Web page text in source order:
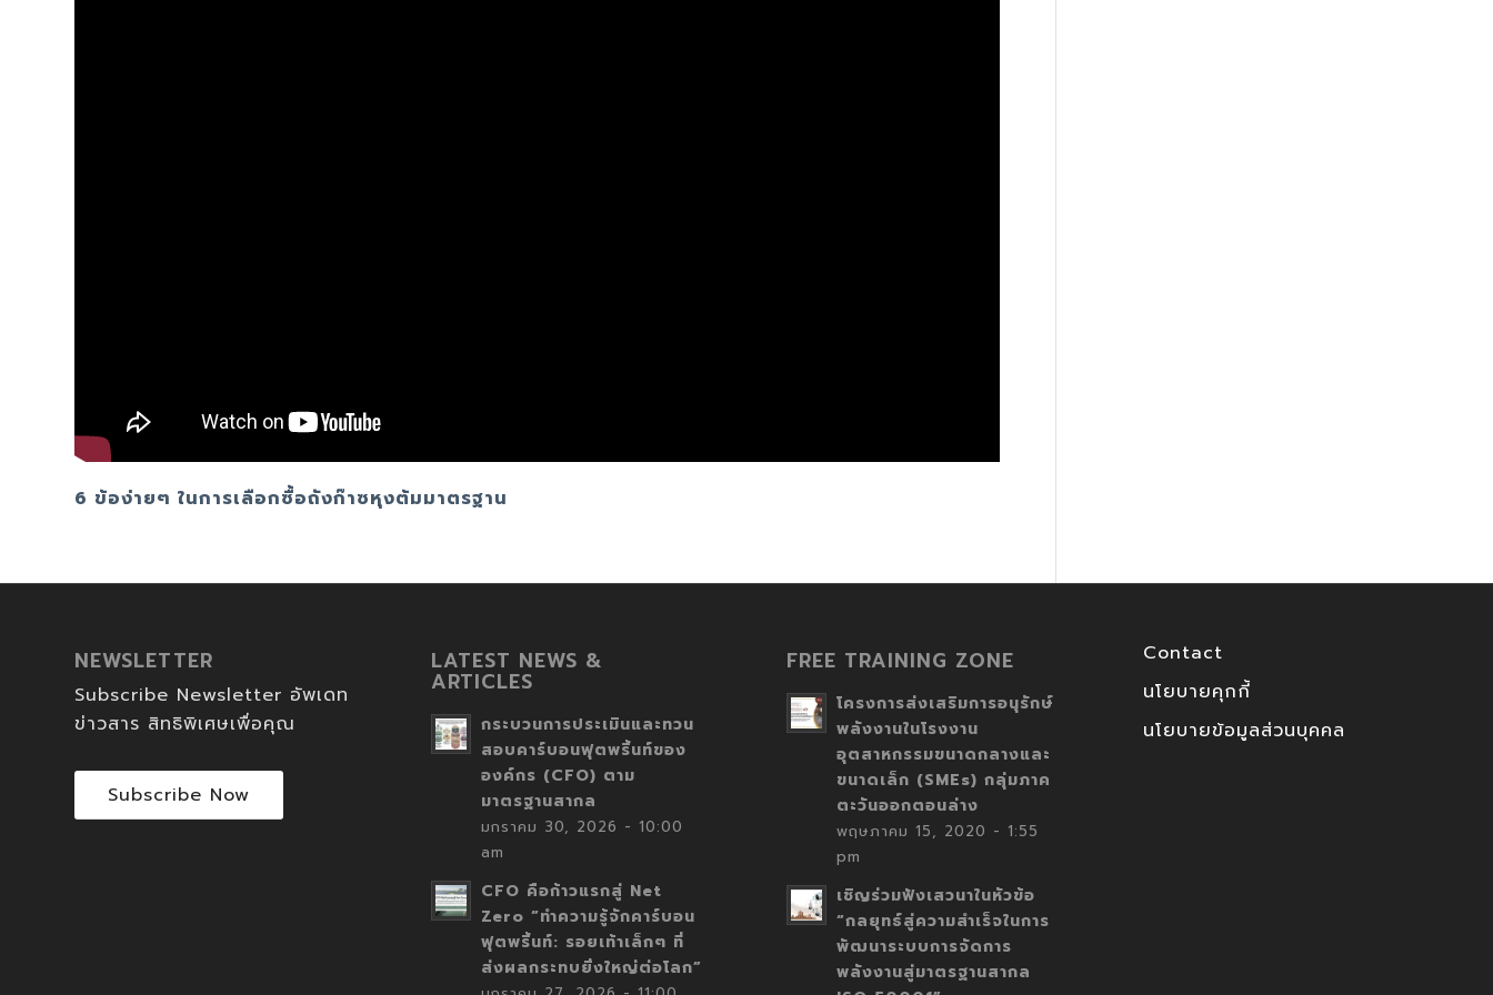
6 ข้อง่ายๆ ในการเลือกซื้อถังก๊าซหุงต้มมาตรฐาน
NEWSLETTER
Subscribe Newsletter อัพเดท
ข่าวสาร สิทธิพิเศษเพื่อคุณ
Subscribe Now
LATEST NEWS &
ARTICLES
กระบวนการประเมินและทวน
สอบคาร์บอนฟุตพริ้นท์ของ
องค์กร (CFO) ตาม
มาตรฐานสากล
มกราคม 30, 2026 - 10:00
am
CFO คือก้าวแรกสู่ Net
Zero “ทำความรู้จักคาร์บอน
ฟุตพริ้นท์: รอยเท้าเล็กๆ ที่
ส่งผลกระทบยิ่งใหญ่ต่อโลก”
FREE TRAINING ZONE
โครงการส่งเสริมการอนุรักษ์
พลังงานในโรงงาน
อุตสาหกรรมขนาดกลางและ
ขนาดเล็ก (SMEs) กลุ่มภาค
ตะวันออกตอนล่าง
พฤษภาคม 15, 2020 - 1:55
pm
เชิญร่วมฟังเสวนาในหัวข้อ
“กลยุทธ์สู่ความสำเร็จในการ
พัฒนาระบบการจัดการ
พลังงานสู่มาตรฐานสากล
Contact
นโยบายคุกกี้
นโยบายข้อมูลส่วนบุคคล